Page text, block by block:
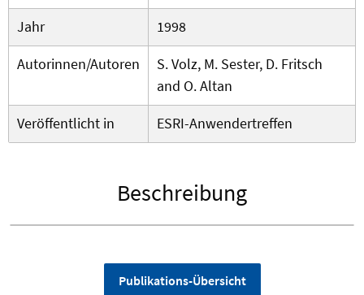
Jahr
1998
Autorinnen/Autoren
S. Volz, M. Sester, D. Fritsch
and O. Altan
Veröffentlicht in
ESRI-Anwendertreffen
Beschreibung
Publikations-Übersicht